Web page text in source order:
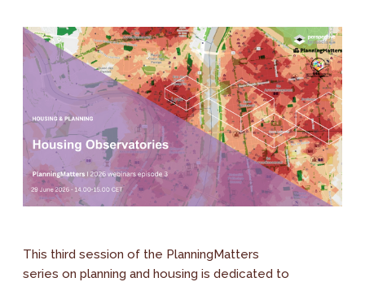
This third session of the PlanningMatters
series on planning and housing is dedicated to